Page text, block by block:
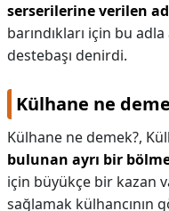
serserilerine verilen ad
barındıkları için bu adla
destebaşı denirdi.
Külhane ne
Külhane ne demek?,
bulunan ayrı bir
için büyükçe bir kazan
sağlamak külhancının